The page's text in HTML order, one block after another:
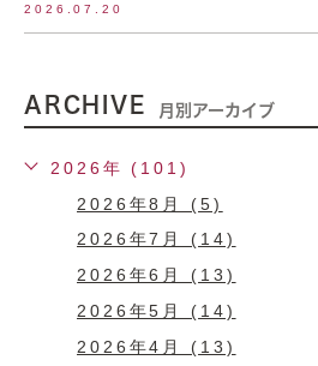
2026.07.20
ARCHIVE 月別アーカイブ
2026年 (101)
2026年8月 (5)
2026年7月 (14)
2026年6月 (13)
2026年5月 (14)
2026年4月 (13)